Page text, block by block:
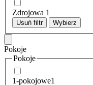
Zdrojowa 1
Usuń filtr Wybierz
Pokoje
Pokoje
1-pokojowe1